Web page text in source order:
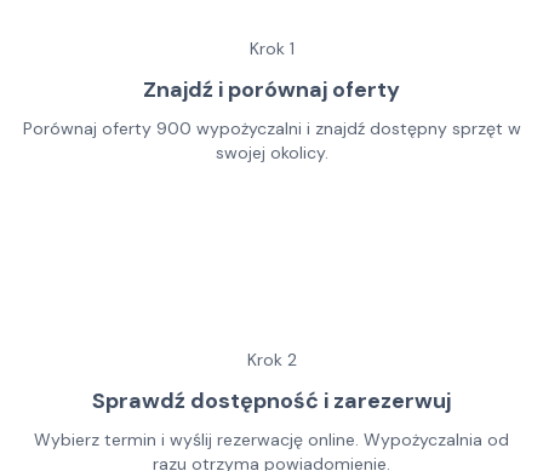
Krok 1
Znajdź i porównaj oferty
Porównaj oferty 900 wypożyczalni i znajdź dostępny sprzęt w
swojej okolicy.
Krok 2
Sprawdź dostępność i zarezerwuj
Wybierz termin i wyślij rezerwację online. Wypożyczalnia od
razu otrzyma powiadomienie.